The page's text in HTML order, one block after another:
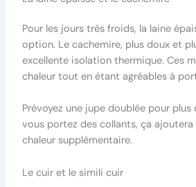
Pour les jours très froids, la laine
option. Le cachemire, plus doux et
excellente isolation thermique. Ces
chaleur tout en étant agréables à
Prévoyez une jupe doublée pour
vous portez des collants, ça ajoutera
chaleur supplémentaire.
Le cuir et le simili cuir